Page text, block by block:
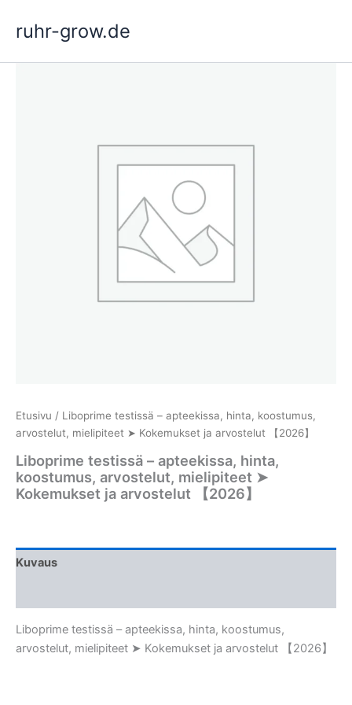
sisältöön
ruhr-grow.de
Etusivu / Liboprime testissä – apteekissa, hinta, koostumus,
arvostelut, mielipiteet ➤ Kokemukset ja arvostelut 【2026】
Liboprime testissä – apteekissa, hinta,
koostumus, arvostelut, mielipiteet ➤
Kokemukset ja arvostelut 【2026】
Kuvaus
Liboprime testissä – apteekissa, hinta, koostumus,
arvostelut, mielipiteet ➤ Kokemukset ja arvostelut 【2026】